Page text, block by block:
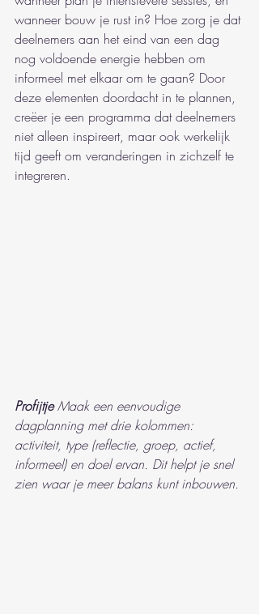
wanneer bouw je rust in? Hoe zorg je dat
deelnemers aan het eind van een dag
nog voldoende energie hebben om
informeel met elkaar om te gaan? Door
deze elementen doordacht in te plannen,
creëer je een programma dat deelnemers
niet alleen inspireert, maar ook werkelijk
tijd geeft om veranderingen in zichzelf te
integreren.
Profijtje Maak een eenvoudige
dagplanning met drie kolommen:
activiteit, type (reflectie, groep, actief,
informeel) en doel ervan. Dit helpt je snel
zien waar je meer balans kunt inbouwen.